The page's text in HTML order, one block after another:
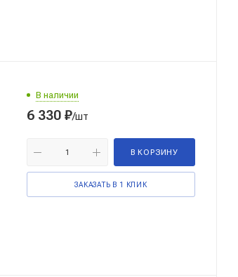
В наличии
6 330 ₽/шт
В КОРЗИНУ
ЗАКАЗАТЬ В 1 КЛИК